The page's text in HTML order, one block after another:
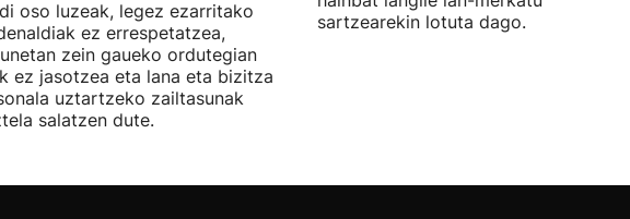
oso luzeak, legez ezarritako
ez errespetatzea,
zein gaueko ordutegian
ez jasotzea eta lana eta bizitza
uztartzeko zailtasunak
salatzen dute.
sartzearekin lotuta dago.